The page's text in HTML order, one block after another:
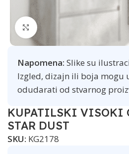
Click to enlarge
Napomena: Slike su
Izgled, dizajn ili boja mogu
odudarati od stvarnog
KUPATILSKI VISOKI
STAR DUST
SKU: KG2178